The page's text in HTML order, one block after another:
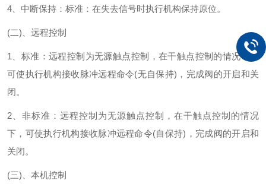
4、中断保持：标准：在失去信号时执行机构保持原位。
(二)、远程控制
1、标准：远程控制为无源触点控制，在干触点控制的情况下，
可使执行机构接收脉冲远程命令(无自保持)，完成阀的开启和关
闭。
2、非标准：远程控制为无源触点控制，在干触点控制的情况
下，可使执行机构接收脉冲远程命令(自保持)，完成阀的开启和
关闭。
(三)、本机控制